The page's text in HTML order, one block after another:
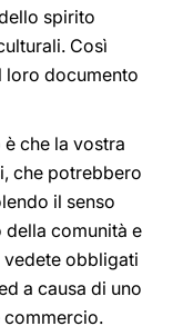
spirito
Così
loro documento
che la vostra
che potrebbero
il senso
della comunità e
obbligati
a causa di uno
commercio.